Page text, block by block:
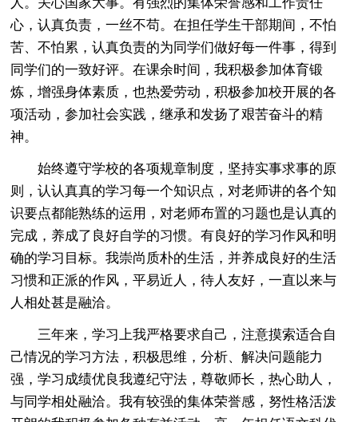
心，认真负责，一丝不苟。在担任学生干部期间，不怕
苦、不怕累，认真负责的为同学们做好每一件事，得到
同学们的一致好评。在课余时间，我积极参加体育锻
炼，增强身体素质，也热爱劳动，积极参加校开展的各
项活动，参加社会实践，继承和发扬了艰苦奋斗的精
神。
始终遵守学校的各项规章制度，坚持实事求事的原
则，认认真真的学习每一个知识点，对老师讲的各个知
识要点都能熟练的运用，对老师布置的习题也是认真的
完成，养成了良好自学的习惯。有良好的学习作风和明
确的学习目标。我崇尚质朴的生活，并养成良好的生活
习惯和正派的作风，平易近人，待人友好，一直以来与
人相处甚是融洽。
三年来，学习上我严格要求自己，注意摸索适合自
己情况的学习方法，积极思维，分析、解决问题能力
强，学习成绩优良我遵纪守法，尊敬师长，热心助人，
与同学相处融洽。我有较强的集体荣誉感，努性格活泼